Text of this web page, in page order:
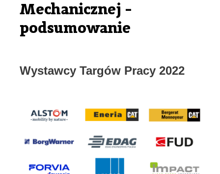
Mechanicznej -
podsumowanie
Wystawcy Targów Pracy 2022